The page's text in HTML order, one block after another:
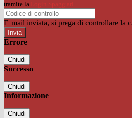
tramite la Login Spaggiari
E-mail inviata, si prega di controllare la
Errore
Chiudi
Successo
Chiudi
Informazione
Chiudi